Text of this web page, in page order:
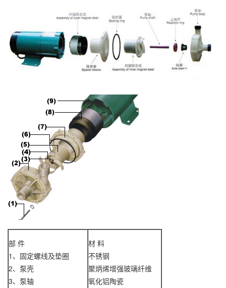
部 件
1、固定螺线及垫圈
2、泵壳
3、泵轴
材 料
不锈钢
聚炳烯增强玻璃纤维
氧化铝陶瓷